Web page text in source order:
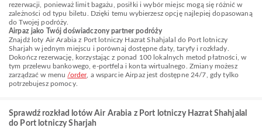
rezerwacji, ponieważ limit bagażu, posiłki i wybór miejsc mogą się różnić w
zależności od typu biletu. Dzięki temu wybierzesz opcję najlepiej dopasowaną
do Twojej podróży.
Airpaz jako Twój doświadczony partner podróży
Znajdź loty Air Arabia z Port lotniczy Hazrat Shahjalal do Port lotniczy
Sharjah w jednym miejscu i porównaj dostępne daty, taryfy i rozkłady.
Dokończ rezerwację, korzystając z ponad 100 lokalnych metod płatności, w
tym przelewu bankowego, e-portfela i konta wirtualnego. Zmiany możesz
zarządzać w menu /order, a wsparcie Airpaz jest dostępne 24/7, gdy tylko
potrzebujesz pomocy.
Sprawdź rozkład lotów Air Arabia z Port lotniczy Hazrat Shahjalal
do Port lotniczy Sharjah